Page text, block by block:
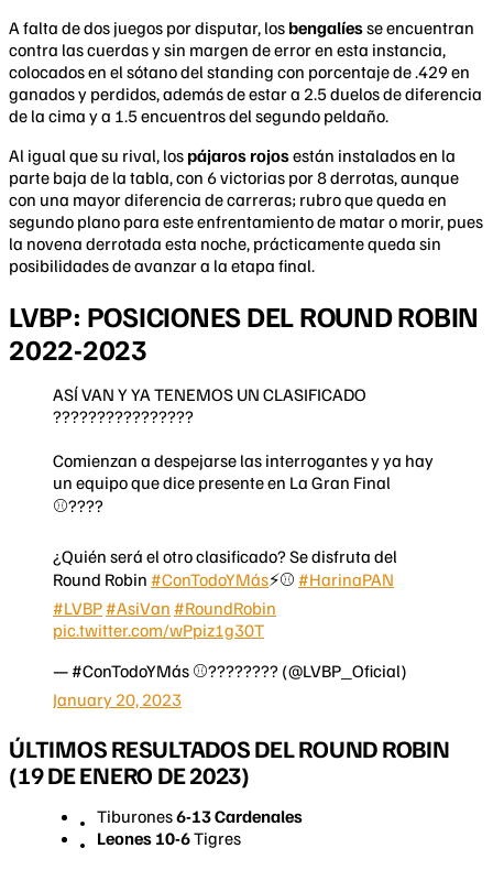
A falta de dos juegos por disputar, los bengalíesse encuentran
contra las cuerdas y sin margen de error en esta instancia,
colocados en el sótano del standing con porcentaje de .429 en
ganados y perdidos, además de estar a 2.5 duelos de diferencia
de la cima y a 1.5 encuentros del segundo peldaño.
Al igual que su rival, los pájaros rojosestán instalados en la
parte baja de la tabla, con 6 victorias por 8 derrotas, aunque
con una mayor diferencia de carreras; rubro que queda en
segundo plano para este enfrentamiento de matar o morir, pues
la novena derrotada esta noche, prácticamente queda sin
posibilidades de avanzar a la etapa final.
LVBP: POSICIONES DEL ROUND ROBIN
2022-2023
ASÍ VAN Y YA TENEMOS UN CLASIFICADO
????????????????
Comienzan a despejarse las interrogantes y ya hay
un equipo que dice presente en La Gran Final
⚾️????
¿Quién será el otro clasificado? Se disfruta del
Round Robin #ConTodoYMás⚡️⚾️ #HarinaPAN
#LVBP #AsiVan #RoundRobin
pic.twitter.com/wPpiz1g30T
— #ConTodoYMás ⚾️???????? (@LVBP_Oficial)
January 20, 2023
ÚLTIMOS RESULTADOS DEL ROUND ROBIN
(19 DE ENERO DE 2023)
Tiburones6-13 Cardenales
Leones 10-6Tigres